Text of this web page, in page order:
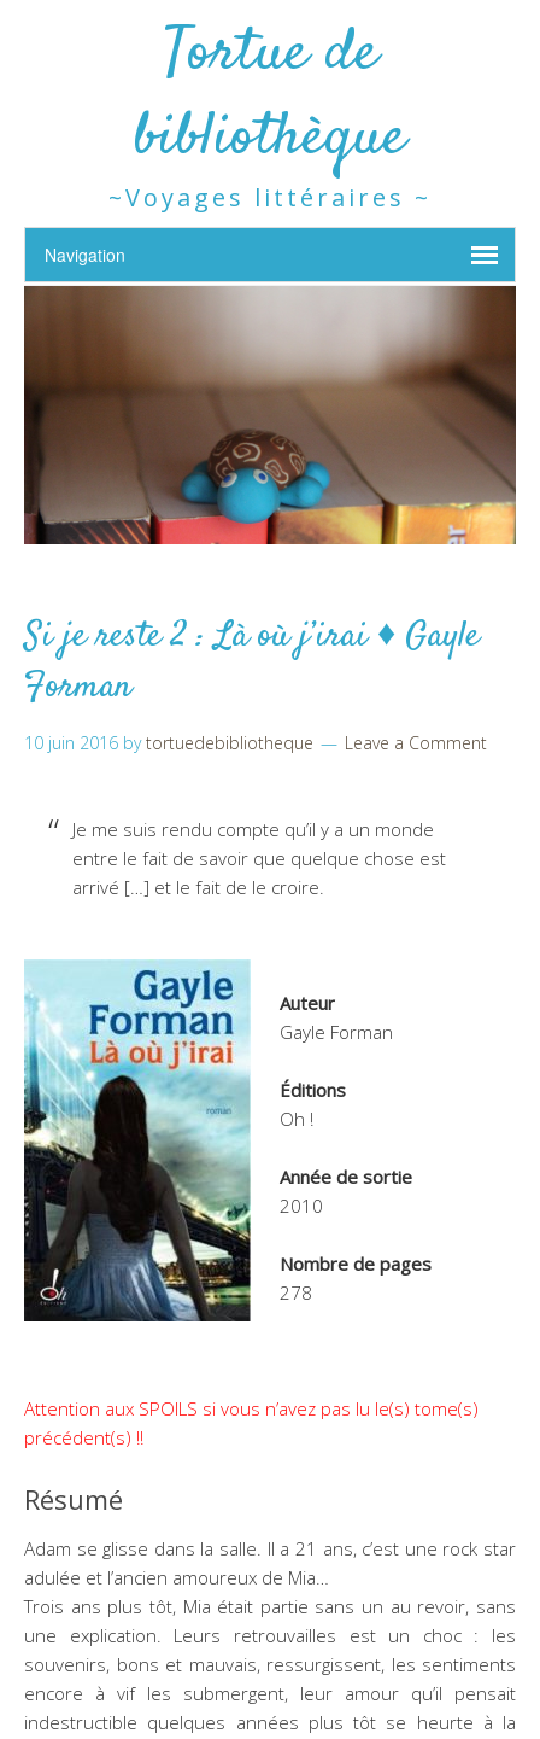
Tortue de
bibliothèque
~Voyages littéraires ~
Si je reste 2 : Là où j’irai ♦ Gayle
Forman
10 juin 2016 bytortuedebibliotheque Leave a Comment
Je me suis rendu compte qu’il y a un monde
entre le fait de savoir que quelque chose est
arrivé […] et le fait de le croire.
Auteur
Gayle Forman
Éditions
Oh !
Année de sortie
2010
Nombre de pages
278
Attention aux SPOILS si vous n’avez pas lu le(s) tome(s)
précédent(s) !!
Résumé
Adam se glisse dans la salle. Il a 21 ans, c’est une rock star
adulée et l’ancien amoureux de Mia…
Trois ans plus tôt, Mia était partie sans un au revoir, sans
une explication. Leurs retrouvailles est un choc : les
souvenirs, bons et mauvais, ressurgissent, les sentiments
encore à vif les submergent, leur amour qu’il pensait
indestructible quelques années plus tôt se heurte à la